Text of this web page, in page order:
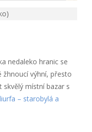
nedaleko hranic se
žhnoucí výhní, přesto
skvělý místní bazar s
– starobylá a